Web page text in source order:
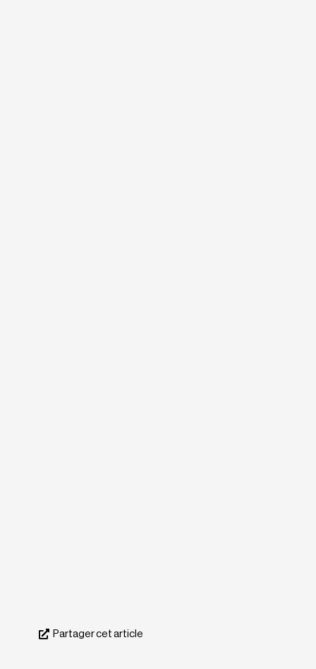
Partager cet article